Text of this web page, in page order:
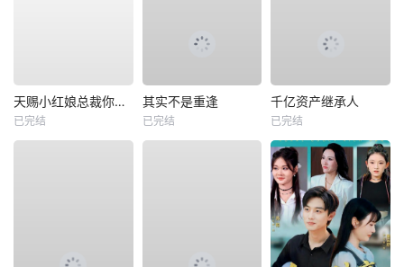
天赐小红娘总裁你找错夫人了
已完结
其实不是重逢
已完结
千亿资产继承人
已完结